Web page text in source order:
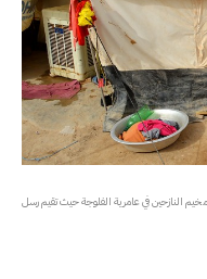
مخيم النازحين في عامرية الفلوجة حيث تقيم رسل